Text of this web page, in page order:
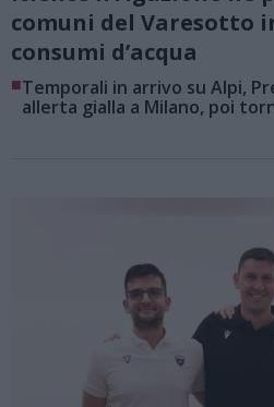
comuni del Varesotto
consumi d’acqua
■Temporali in arrivo su Alpi,
allerta gialla a Milano, poi